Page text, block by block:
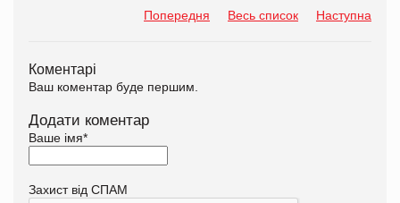
Попередня Весь список Наступна
Коментарі
Ваш коментар буде першим.
Додати коментар
Ваше імя*
Захист від СПАМ